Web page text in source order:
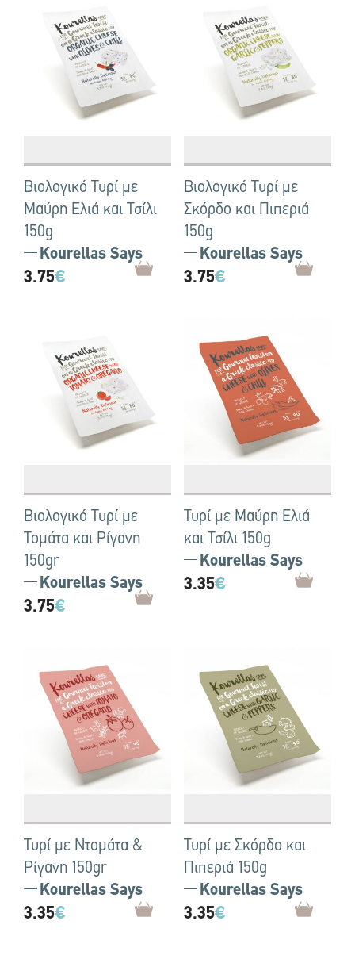
Βιολογικό Τυρί με
Μαύρη Ελιά και Τσίλι
150g
Kourellas Says
3.75€
Βιολογικό Τυρί με
Σκόρδο και Πιπεριά
150g
Kourellas Says
3.75€
Βιολογικό Τυρί με
Τομάτα και Ρίγανη
150gr
Kourellas Says
3.75€
Τυρί με Μαύρη Ελιά
και Τσίλι 150g
Kourellas Says
3.35€
Τυρί με Ντομάτα &
Ρίγανη 150gr
Kourellas Says
3.35€
Τυρί με Σκόρδο και
Πιπεριά 150g
Kourellas Says
3.35€